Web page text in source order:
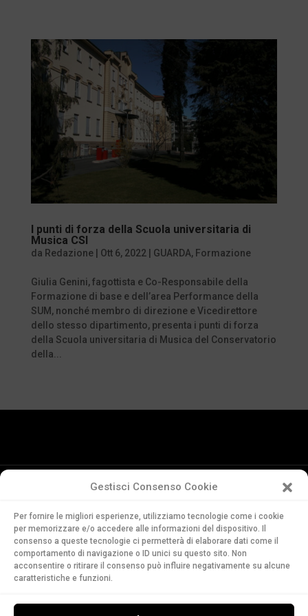
Gestisci Consenso Cookie
Per fornire le migliori esperienze, utilizziamo tecnologie come i cookie
per memorizzare e/o accedere alle informazioni del dispositivo. Il
consenso a queste tecnologie ci permetterà di elaborare dati come il
comportamento di navigazione o ID unici su questo sito. Non
acconsentire o ritirare il consenso può influire negativamente su alcune
caratteristiche e funzioni.
I punti di forza della Scuola universitaria di
Musica CSI
da Redazione| Ott 6, 2022 GUARDA, Formazione
Giulia Genini, fagottista e Co-Responsabile della
Formazione di base e dell’area Performance della
SUM, nonché membro di direzione e Vicedirettore
dello stesso dipartimento, presenta i punti di forza
della Scuola universitaria di Musica del Conservatorio
della...
della Svizzera Italiana
Via Soldino 9
CH-6900 Lugano
T. +41 91 960 30 40
LEGGI